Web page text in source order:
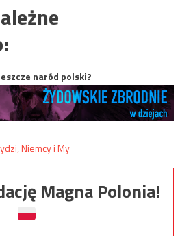
naród polski?
Magna Polonia!